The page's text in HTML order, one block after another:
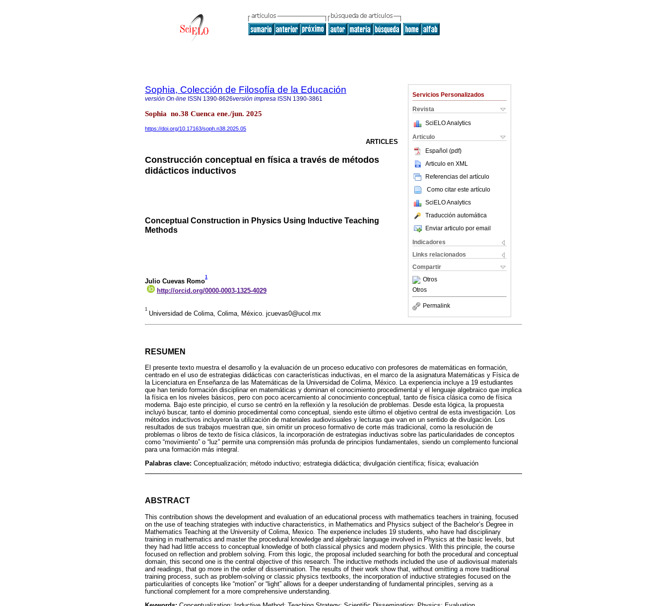
Servicios Personalizados
Revista
SciELO Analytics
Articulo
Español (pdf)
Articulo en XML
Referencias del artículo
Como citar este artículo
SciELO Analytics
Traducción automática
Enviar articulo por email
Indicadores
Links relacionados
Compartir
Otros
Otros
Permalink
Sophia, Colección de Filosofía de la Educación
versión On-line ISSN 1390-8626versión impresa ISSN 1390-3861
Sophia no.38 Cuenca ene./jun. 2025
https://doi.org/10.17163/soph.n38.2025.05
ARTICLES
Construcción conceptual en física a través de métodos
didácticos inductivos
Conceptual Construction in Physics Using Inductive Teaching
Methods
Julio Cuevas Romo
1
http://orcid.org/0000-0003-1325-4029
1
Universidad de Colima, Colima, México. jcuevas0@ucol.mx
RESUMEN
El presente texto muestra el desarrollo y la evaluación de un proceso educativo con profesores de matemáticas en formación,
centrado en el uso de estrategias didácticas con características inductivas, en el marco de la asignatura Matemáticas y Física de
la Licenciatura en Enseñanza de las Matemáticas de la Universidad de Colima, México. La experiencia incluye a 19 estudiantes
que han tenido formación disciplinar en matemáticas y dominan el conocimiento procedimental y el lenguaje algebraico que implica
la física en los niveles básicos, pero con poco acercamiento al conocimiento conceptual, tanto de física clásica como de física
moderna. Bajo este principio, el curso se centró en la reflexión y la resolución de problemas. Desde esta lógica, la propuesta
incluyó buscar, tanto el dominio procedimental como conceptual, siendo este último el objetivo central de esta investigación. Los
métodos inductivos incluyeron la utilización de materiales audiovisuales y lecturas que van en un sentido de divulgación. Los
resultados de sus trabajos muestran que, sin omitir un proceso formativo de corte más tradicional, como la resolución de
problemas o libros de texto de física clásicos, la incorporación de estrategias inductivas sobre las particularidades de conceptos
como “movimiento” o “luz” permite una comprensión más profunda de principios fundamentales, siendo un complemento funcional
para una formación más integral.
Palabras clave: Conceptualización; método inductivo; estrategia didáctica; divulgación científica; física; evaluación
ABSTRACT
This contribution shows the development and evaluation of an educational process with mathematics teachers in training, focused
on the use of teaching strategies with inductive characteristics, in Mathematics and Physics subject of the Bachelor’s Degree in
Mathematics Teaching at the University of Colima, Mexico. The experience includes 19 students, who have had disciplinary
training in mathematics and master the procedural knowledge and algebraic language involved in Physics at the basic levels, but
they had had little access to conceptual knowledge of both classical physics and modern physics. With this principle, the course
focused on reflection and problem solving. From this logic, the proposal included searching for both the procedural and conceptual
domain, this second one is the central objective of this research. The inductive methods included the use of audiovisual materials
and readings, that go more in the order of dissemination. The results of their work show that, without omitting a more traditional
training process, such as problem-solving or classic physics textbooks, the incorporation of inductive strategies focused on the
particularities of concepts like “motion” or “light” allows for a deeper understanding of fundamental principles, serving as a
functional complement for a more comprehensive understanding.